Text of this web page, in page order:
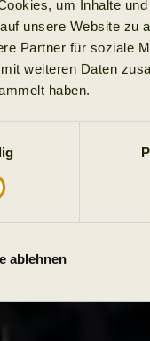
um Inhalte
unsere Website zu
Partner für soziale
weiteren Daten
haben.
ablehnen